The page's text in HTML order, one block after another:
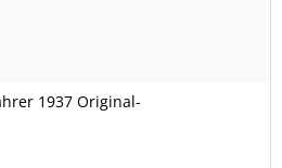
1937 Original-